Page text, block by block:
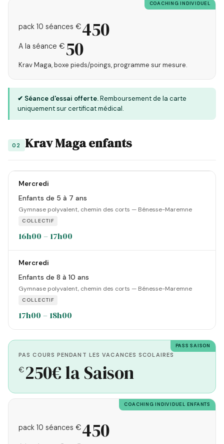
COACHING INDIVIDUEL
pack 10 séances €450
A la séance € 50
Krav Maga, boxe pieds/poings, programme sur mesure.
✔ Séance d'essai offerte.Remboursement de la carte
uniquement sur certificat médical.
02 Krav Maga enfants
Mercredi
Enfants de 5 à 7 ans
Gymnase polyvalent, chemin des corts — Bénesse-Maremne
COLLECTIF
16h00 – 17h00
Mercredi
Enfants de 8 à 10 ans
Gymnase polyvalent, chemin des corts — Bénesse-Maremne
COLLECTIF
17h00 – 18h00
PASS SAISON
PAS COURS PENDANT LES VACANCES SCOLAIRES
€ 250€ la Saison
COACHING INDIVIDUEL ENFANTS
pack 10 séances €450